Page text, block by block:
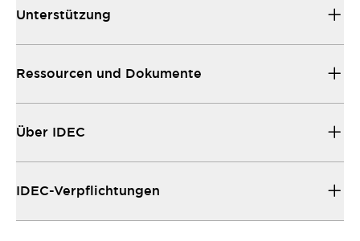
Unterstützung
Ressourcen und Dokumente
Über IDEC
IDEC-Verpflichtungen